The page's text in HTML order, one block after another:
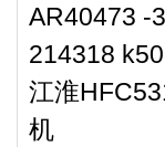
AR40473 -
214318
江淮
机